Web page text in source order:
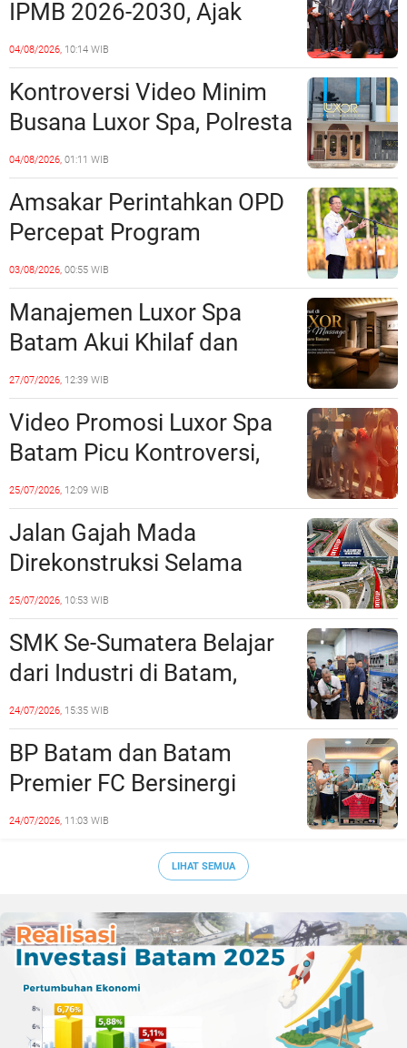
Tempat?
IPMB 2026-2030, Ajak
Perkuat Kerukunan dan
Sinergi dengan Pemko
Batam
04/08/2026, 10:14 WIB
Kontroversi Video Minim
Busana Luxor Spa, Polresta
Barelang Usut Tuntas
Unsur Pelanggaran Hukum
04/08/2026, 01:11 WIB
Amsakar Perintahkan OPD
Percepat Program
Prioritas, Targetkan
Realisasi Pembangunan
Lampaui 50 Persen
03/08/2026, 00:55 WIB
Manajemen Luxor Spa
Batam Akui Khilaf dan
Minta Maaf, Konten
Langsung Di-Takedown
27/07/2026, 12:39 WIB
Video Promosi Luxor Spa
Batam Picu Kontroversi,
Dinilai Bermuatan Sensual
25/07/2026, 12:09 WIB
Jalan Gajah Mada
Direkonstruksi Selama
Empat Minggu, Ini Skema
Rekayasa Lalu Lintasnya
25/07/2026, 10:53 WIB
SMK Se-Sumatera Belajar
dari Industri di Batam,
Siapkan Lulusan Siap Kerja
Era Digital
24/07/2026, 15:35 WIB
BP Batam dan Batam
Premier FC Bersinergi
Cetak Generasi Emas
24/07/2026, 11:03 WIB
LIHAT SEMUA